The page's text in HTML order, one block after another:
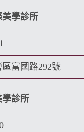
美學診所
富國路292號
學診所